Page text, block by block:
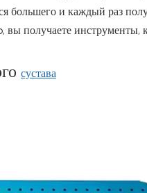
большего и каждый раз
получаете инструменты,
сустава